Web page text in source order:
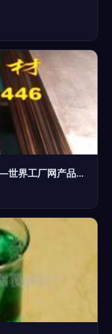
C11300铜合金价格与供应商全面解析——世界工厂网产品信息库推荐指南